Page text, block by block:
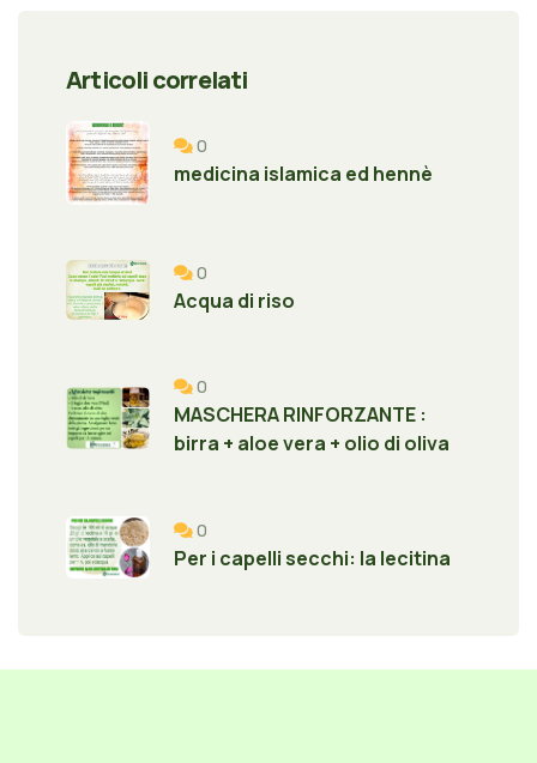
Articoli correlati
0
medicina islamica ed hennè
0
Acqua di riso
0
MASCHERA RINFORZANTE :
birra + aloe vera + olio di oliva
0
Per i capelli secchi: la lecitina